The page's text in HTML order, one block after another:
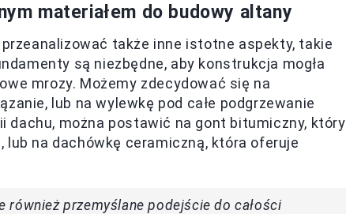
materiałem do budowy altany
także inne istotne aspekty, takie
są niezbędne, aby konstrukcja mogła
mrozy. Możemy zdecydować się na
lub na wylewkę pod całe podgrzewanie
można postawić na gont bitumiczny, który
na dachówkę ceramiczną, która oferuje
również przemyślane podejście do całości